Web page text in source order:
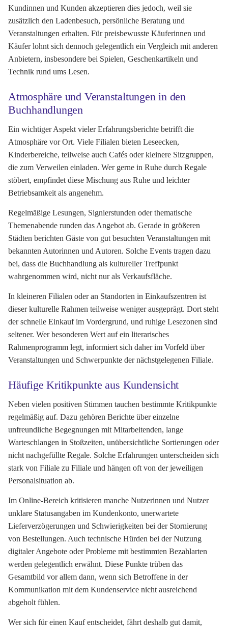
Kundinnen und Kunden akzeptieren dies jedoch, weil sie
zusätzlich den Ladenbesuch, persönliche Beratung und
Veranstaltungen erhalten. Für preisbewusste Käuferinnen und
Käufer lohnt sich dennoch gelegentlich ein Vergleich mit anderen
Anbietern, insbesondere bei Spielen, Geschenkartikeln und
Technik rund ums Lesen.
Atmosphäre und Veranstaltungen in den
Buchhandlungen
Ein wichtiger Aspekt vieler Erfahrungsberichte betrifft die
Atmosphäre vor Ort. Viele Filialen bieten Leseecken,
Kinderbereiche, teilweise auch Cafés oder kleinere Sitzgruppen,
die zum Verweilen einladen. Wer gerne in Ruhe durch Regale
stöbert, empfindet diese Mischung aus Ruhe und leichter
Betriebsamkeit als angenehm.
Regelmäßige Lesungen, Signierstunden oder thematische
Themenabende runden das Angebot ab. Gerade in größeren
Städten berichten Gäste von gut besuchten Veranstaltungen mit
bekannten Autorinnen und Autoren. Solche Events tragen dazu
bei, dass die Buchhandlung als kultureller Treffpunkt
wahrgenommen wird, nicht nur als Verkaufsfläche.
In kleineren Filialen oder an Standorten in Einkaufszentren ist
dieser kulturelle Rahmen teilweise weniger ausgeprägt. Dort steht
der schnelle Einkauf im Vordergrund, und ruhige Lesezonen sind
seltener. Wer besonderen Wert auf ein literarisches
Rahmenprogramm legt, informiert sich daher im Vorfeld über
Veranstaltungen und Schwerpunkte der nächstgelegenen Filiale.
Häufige Kritikpunkte aus Kundensicht
Neben vielen positiven Stimmen tauchen bestimmte Kritikpunkte
regelmäßig auf. Dazu gehören Berichte über einzelne
unfreundliche Begegnungen mit Mitarbeitenden, lange
Warteschlangen in Stoßzeiten, unübersichtliche Sortierungen oder
nicht nachgefüllte Regale. Solche Erfahrungen unterscheiden sich
stark von Filiale zu Filiale und hängen oft von der jeweiligen
Personalsituation ab.
Im Online-Bereich kritisieren manche Nutzerinnen und Nutzer
unklare Statusangaben im Kundenkonto, unerwartete
Lieferverzögerungen und Schwierigkeiten bei der Stornierung
von Bestellungen. Auch technische Hürden bei der Nutzung
digitaler Angebote oder Probleme mit bestimmten Bezahlarten
werden gelegentlich erwähnt. Diese Punkte trüben das
Gesamtbild vor allem dann, wenn sich Betroffene in der
Kommunikation mit dem Kundenservice nicht ausreichend
abgeholt fühlen.
Wer sich für einen Kauf entscheidet, fährt deshalb gut damit,